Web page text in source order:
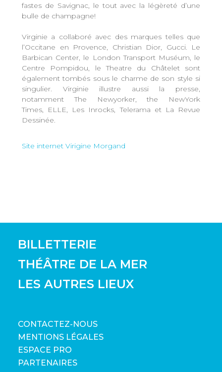
fastes de Savignac, le tout avec la légèreté d’une
bulle de champagne!
Virginie a collaboré avec des marques telles que
l’Occitane en Provence, Christian Dior, Gucci. Le
Barbican Center, le London Transport Muséum, le
Centre Pompidou, le Theatre du Châtelet sont
également tombés sous le charme de son style si
singulier. Virginie illustre aussi la presse,
notamment The Newyorker, the NewYork
Times, ELLE, Les Inrocks, Telerama et La Revue
Dessinée.
Site internet Virigine Morgand
BILLETTERIE
THÉÂTRE DE LA MER
LES AUTRES LIEUX
CONTACTEZ-NOUS
MENTIONS LÉGALES
ESPACE PRO
PARTENAIRES